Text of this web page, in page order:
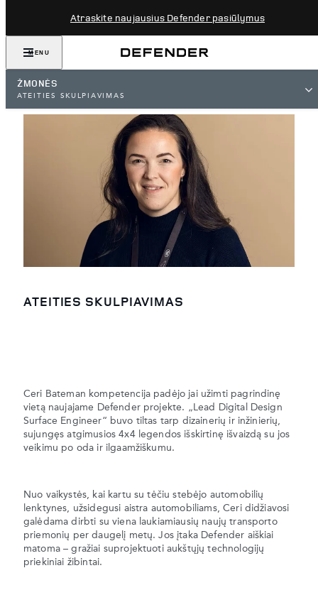
Atraskite naujausius Defender pasiūlymus
MENU
ŽMONĖS
ATEITIES SKULPIAVIMAS
ATEITIES SKULPIAVIMAS
Ceri Bateman kompetencija padėjo jai užimti pagrindinę
vietą naujajame Defender projekte. „Lead Digital Design
Surface Engineer“ buvo tiltas tarp dizainerių ir inžinierių,
sujungęs atgimusios 4x4 legendos išskirtinę išvaizdą su jos
veikimu po oda ir ilgaamžiškumu.
Nuo vaikystės, kai kartu su tėčiu stebėjo automobilių
lenktynes, užsidegusi aistra automobiliams, Ceri didžiavosi
galėdama dirbti su viena laukiamiausių naujų transporto
priemonių per daugelį metų. Jos įtaka Defender aiškiai
matoma – gražiai suprojektuoti aukštųjų technologijų
priekiniai žibintai.